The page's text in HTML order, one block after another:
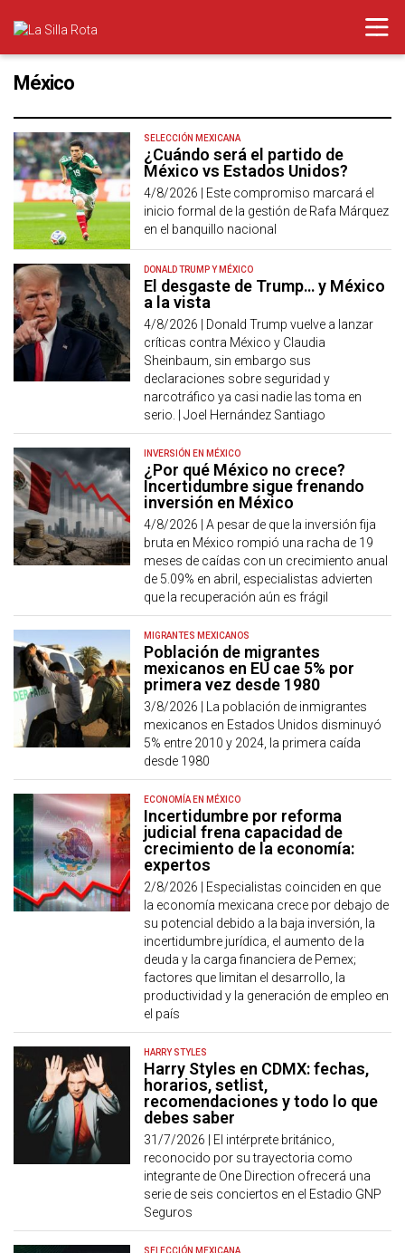
México
SELECCIÓN MEXICANA
¿Cuándo será el partido de
México vs Estados Unidos?
4/8/2026 | Este compromiso marcará el
inicio formal de la gestión de Rafa Márquez
en el banquillo nacional
DONALD TRUMP Y MÉXICO
El desgaste de Trump… y México
a la vista
4/8/2026 | Donald Trump vuelve a lanzar
críticas contra México y Claudia
Sheinbaum, sin embargo sus
declaraciones sobre seguridad y
narcotráfico ya casi nadie las toma en
serio. | Joel Hernández Santiago
INVERSIÓN EN MÉXICO
¿Por qué México no crece?
Incertidumbre sigue frenando
inversión en México
4/8/2026 |A pesar de que la inversión fija
bruta en México rompió una racha de 19
meses de caídas con un crecimiento anual
de 5.09% en abril, especialistas advierten
que la recuperación aún es frágil
MIGRANTES MEXICANOS
Población de migrantes
mexicanos en EU cae 5% por
primera vez desde 1980
3/8/2026 | La población de inmigrantes
mexicanos en Estados Unidos disminuyó
5% entre 2010 y 2024, la primera caída
desde 1980
ECONOMÍA EN MÉXICO
Incertidumbre por reforma
judicial frena capacidad de
crecimiento de la economía:
expertos
2/8/2026 | Especialistas coinciden en que
la economía mexicana crece por debajo de
su potencial debido a la baja inversión, la
incertidumbre jurídica, el aumento de la
deuda y la carga financiera de Pemex;
factores que limitan el desarrollo, la
productividad y la generación de empleo en
el país
HARRY STYLES
Harry Styles en CDMX: fechas,
horarios, setlist,
recomendaciones y todo lo que
debes saber
31/7/2026 | El intérprete británico,
reconocido por su trayectoria como
integrante de One Direction ofrecerá una
serie de seis conciertos en el Estadio GNP
Seguros